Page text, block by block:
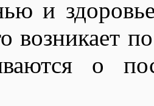
и
возникает
о